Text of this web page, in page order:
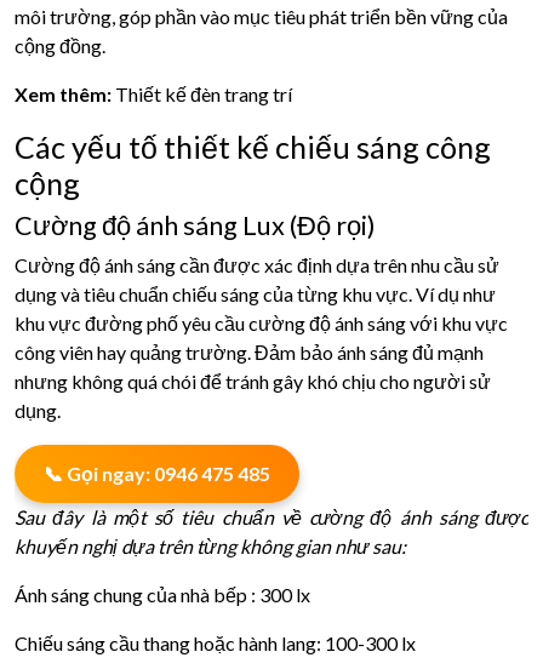
môi trường, góp phần vào mục tiêu phát triển bền vững của
cộng đồng.
Xem thêm: Thiết kế đèn trang trí
Các yếu tố thiết kế chiếu sáng công
cộng
Cường độ ánh sáng Lux (Độ rọi)
Cường độ ánh sáng cần được xác định dựa trên nhu cầu sử
dụng và tiêu chuẩn chiếu sáng của từng khu vực. Ví dụ như
khu vực đường phố yêu cầu cường độ ánh sáng với khu vực
công viên hay quảng trường. Đảm bảo ánh sáng đủ mạnh
nhưng không quá chói để tránh gây khó chịu cho người sử
dụng.
📞 Gọi ngay: 0946 475 485
Sau đây là một số tiêu chuẩn về cường độ ánh sáng được
khuyến nghị dựa trên từng không gian như sau:
Ánh sáng chung của nhà bếp : 300 lx
Chiếu sáng cầu thang hoặc hành lang: 100-300 lx